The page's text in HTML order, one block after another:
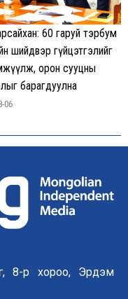
60 гаруй тэрбум
шийдвэр гүйцэтгэлийг
орон сууцны
барагдуулна
06
8-р хороо, Эрдэм